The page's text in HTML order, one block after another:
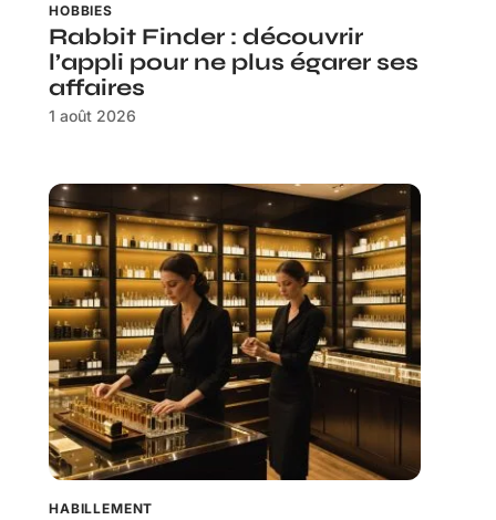
HOBBIES
Rabbit Finder : découvrir
l’appli pour ne plus égarer ses
affaires
1 août 2026
HABILLEMENT